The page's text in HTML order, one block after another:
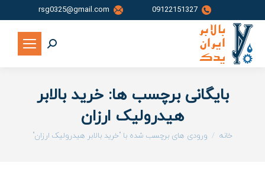
09122151327
rsg0325@gmail.com
جستجو:
بایگانی برچسب ها:خرید بالابر
هیدرولیک ارزان
شما اینجا هستید:
خانه ورودی های برچسب شده با "خرید بالابر هیدرولیک ارزان"